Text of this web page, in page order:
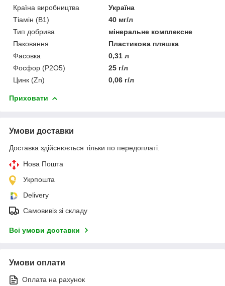
Країна виробництва
Україна
Тіамін (В1)
40 мг/л
Тип добрива
мінеральне комплексне
Паковання
Пластикова пляшка
Фасовка
0,31 л
Фосфор (P2O5)
25 г/л
Цинк (Zn)
0,06 г/л
Приховати
Умови доставки
Доставка здійснюється тільки по передоплаті.
Нова Пошта
Укрпошта
Delivery
Самовивіз зі складу
Всі умови доставки
Умови оплати
Оплата на рахунок